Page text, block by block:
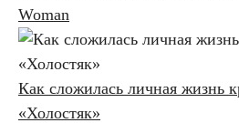
Woman
Как сложилась личная жизнь
«Холостяк»